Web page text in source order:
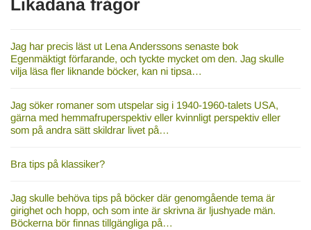
Likadana frågor
Jag har precis läst ut Lena Anderssons senaste bok
Egenmäktigt förfarande, och tyckte mycket om den. Jag skulle
vilja läsa fler liknande böcker, kan ni tipsa…
Jag söker romaner som utspelar sig i 1940-1960-talets USA,
gärna med hemmafruperspektiv eller kvinnligt perspektiv eller
som på andra sätt skildrar livet på…
Bra tips på klassiker?
Jag skulle behöva tips på böcker där genomgående tema är
girighet och hopp, och som inte är skrivna är ljushyade män.
Böckerna bör finnas tillgängliga på…